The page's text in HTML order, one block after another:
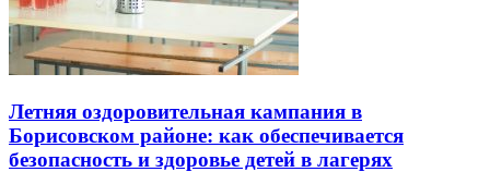
Летняя оздоровительная кампания в
Борисовском районе: как обеспечивается
безопасность и здоровье детей в лагерях